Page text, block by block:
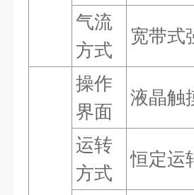
气流
方式
宽带式
操作
界面
液晶触
运转
方式
恒定运